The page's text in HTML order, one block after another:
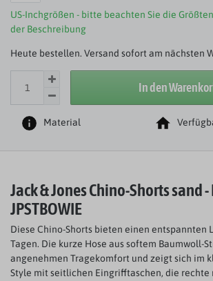
US-Inchgrößen - bitte beachten Sie die
der Beschreibung
Heute bestellen. Versand sofort am nächsten
In den
Material
Jack & Jones Chino-Shorts sand
JPSTBOWIE
Diese Chino-Shorts bieten einen entspannten
Tagen. Die kurze Hose aus softem Baumwoll-
angenehmen Tragekomfort und zeigt sich im
Style mit seitlichen Eingrifftaschen, die rechte